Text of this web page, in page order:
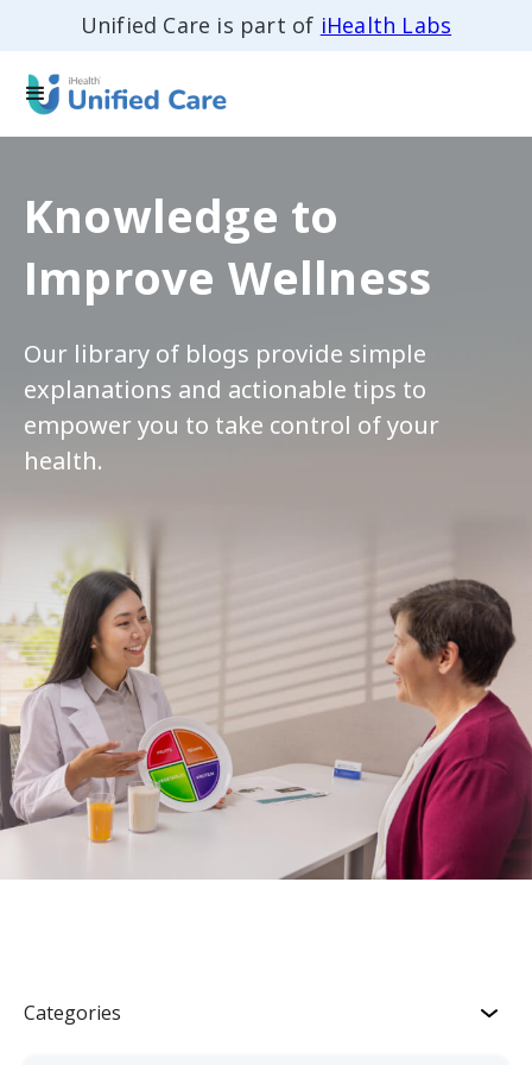
Unified Care is part of iHealth Labs
Knowledge to
Improve Wellness
Our library of blogs provide simple
explanations and actionable tips to
empower you to take control of your
health.
Categories